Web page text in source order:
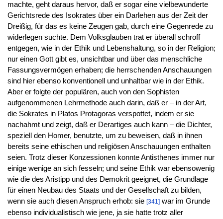
machte, geht daraus hervor, daß er sogar eine vielbewunderte
Gerichtsrede des Isokrates über ein Darlehen aus der Zeit der
Dreißig, für das es keine Zeugen gab, durch eine Gegenrede zu
widerlegen suchte. Dem Volksglauben trat er überall schroff
entgegen, wie in der Ethik und Lebenshaltung, so in der Religion;
nur einen Gott gibt es, unsichtbar und über das menschliche
Fassungsvermögen erhaben; die herrschenden Anschauungen
sind hier ebenso konventionell und unhaltbar wie in der Ethik.
Aber er folgte der populären, auch von den Sophisten
aufgenommenen Lehrmethode auch darin, daß er – in der Art,
die Sokrates in Platos Protagoras verspottet, indem er sie
nachahmt und zeigt, daß er Derartiges auch kann – die Dichter,
speziell den Homer, benutzte, um zu beweisen, daß in ihnen
bereits seine ethischen und religiösen Anschauungen enthalten
seien. Trotz dieser Konzessionen konnte Antisthenes immer nur
einige wenige an sich fesseln; und seine Ethik war ebensowenig
wie die des Aristipp und des Demokrit geeignet, die Grundlage
für einen Neubau des Staats und der Gesellschaft zu bilden,
wenn sie auch diesen Anspruch erhob: sie [341]war im Grunde
ebenso individualistisch wie jene, ja sie hatte trotz aller